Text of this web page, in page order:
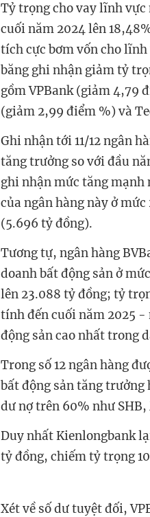
Tỷ trọng cho vay lĩnh vực
cuối năm 2024 lên
tích cực bơm vốn cho
băng ghi nhận giảm tỷ
gồm VPBank (giảm 4,79
(giảm 2,99 điểm %) và
Ghi nhận tới 11/12 ngân
tăng trưởng so với đầu
ghi nhận mức tăng mạnh
của ngân hàng này ở
(5.696 tỷ đồng).
Tương tự, ngân hàng
doanh bất động sản ở
lên 23.088 tỷ đồng; tỷ
tính đến cuối năm 2025 -
động sản cao nhất trong
Trong số 12 ngân hàng
bất động sản tăng trưởng
dư nợ trên 60% như SHB,
Duy nhất Kienlongbank
tỷ đồng, chiếm tỷ trọng
Xét về số dư tuyệt đối,